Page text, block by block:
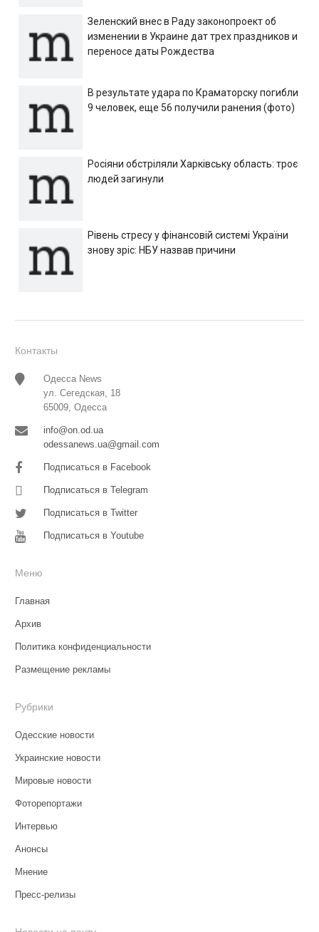
Зеленский внес в Раду законопроект об
изменении в Украине дат трех праздников и
переносе даты Рождества
В результате удара по Краматорску погибли
9 человек, еще 56 получили ранения (фото)
Росіяни обстріляли Харківську область: троє
людей загинули
Рівень стресу у фінансовій системі України
знову зріс: НБУ назвав причини
Контакты
Одесса News
ул. Сегедская, 18
65009, Одесса
info@on.od.ua
odessanews.ua@gmail.com
Подписаться в Facebook
Подписаться в Telegram
Подписаться в Twitter
Подписаться в Youtube
Меню
Главная
Архив
Политика конфиденциальности
Размещение рекламы
Рубрики
Одесские новости
Украинские новости
Мировые новости
Фоторепортажи
Интервью
Анонсы
Мнение
Пресс-релизы